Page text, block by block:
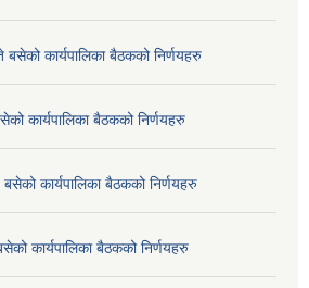
कार्यपालिका बैठकको निर्णयहरु
कार्यपालिका बैठकको निर्णयहरु
कार्यपालिका बैठकको निर्णयहरु
कार्यपालिका बैठकको निर्णयहरु